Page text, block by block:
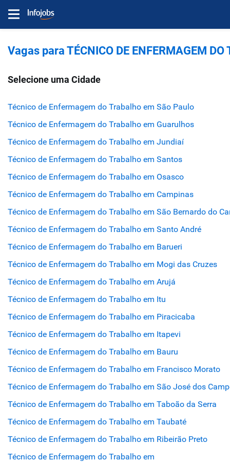
Vagas para TÉCNICO DE ENFERMAGEM
Selecione uma Cidade
Técnico de Enfermagem do Trabalho em São Paulo
Técnico de Enfermagem do Trabalho em Guarulhos
Técnico de Enfermagem do Trabalho em Jundiaí
Técnico de Enfermagem do Trabalho em Santos
Técnico de Enfermagem do Trabalho em Osasco
Técnico de Enfermagem do Trabalho em Campinas
Técnico de Enfermagem do Trabalho em São Bernardo do
Técnico de Enfermagem do Trabalho em Santo André
Técnico de Enfermagem do Trabalho em Barueri
Técnico de Enfermagem do Trabalho em Mogi das Cruzes
Técnico de Enfermagem do Trabalho em Arujá
Técnico de Enfermagem do Trabalho em Itu
Técnico de Enfermagem do Trabalho em Piracicaba
Técnico de Enfermagem do Trabalho em Itapevi
Técnico de Enfermagem do Trabalho em Bauru
Técnico de Enfermagem do Trabalho em Francisco Morato
Técnico de Enfermagem do Trabalho em São José dos
Técnico de Enfermagem do Trabalho em Taboão da Serra
Técnico de Enfermagem do Trabalho em Taubaté
Técnico de Enfermagem do Trabalho em Ribeirão Preto
Técnico de Enfermagem do Trabalho em